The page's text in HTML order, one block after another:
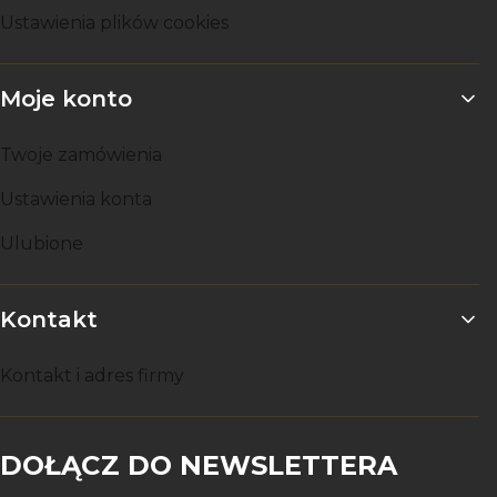
Ustawienia plików cookies
Moje konto
Twoje zamówienia
Ustawienia konta
Ulubione
Kontakt
Kontakt i adres firmy
DOŁĄCZ DO NEWSLETTERA